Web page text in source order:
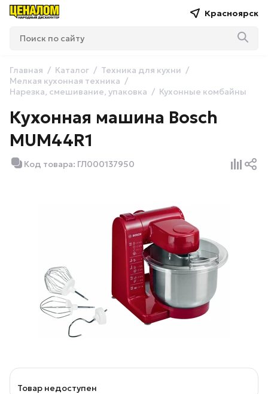
Красноярск
Главная Каталог
Техника для кухни
Мелкая кухонная техника
Нарезка, смешивание, упаковка
Кухонные комбайны
Кухонная машина Bosch
MUM44R1
Код товара: ГЛ000137950
Товар недоступен